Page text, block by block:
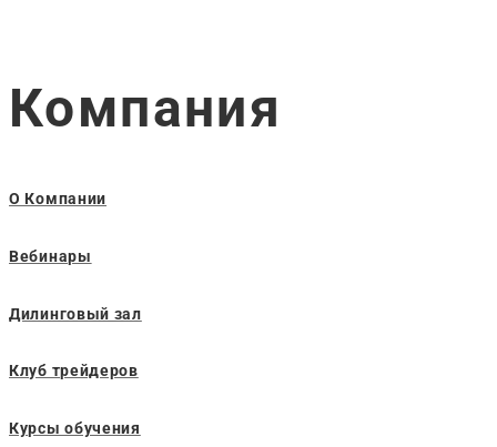
Компания
О Компании
Вебинары
Дилинговый зал
Клуб трейдеров
Курсы обучения